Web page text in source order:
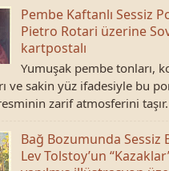
Pembe Kaftanlı Sessiz
Pietro Rotari üzerine
kartpostalı
Yumuşak pembe tonları,
ve sakin yüz ifadesiyle bu
zarif atmosferini
Bağ Bozumunda Sessiz
Lev Tolstoy’un